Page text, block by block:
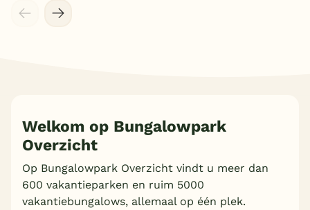
Meer inladen
Welkom op Bungalowpark
Overzicht
Op Bungalowpark Overzicht vindt u meer dan
600 vakantieparken en ruim 5000
vakantiebungalows, allemaal op één plek.